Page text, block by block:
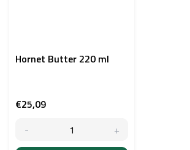
Hornet Butter 220 ml
€25,09